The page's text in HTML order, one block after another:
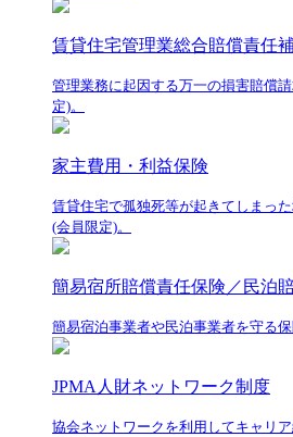
賃貸住宅管理業総合賠償責任
管理業務に起因する万一の損害賠償
定)。
家主費用・利益保険
賃貸住宅で孤独死等が起きてしまっ
(会員限定)。
簡易宿所賠償責任保険／民泊
簡易宿泊事業者や民泊事業者を守る保
JPMA人財ネットワーク制度
協会ネットワークを利用してキャリ